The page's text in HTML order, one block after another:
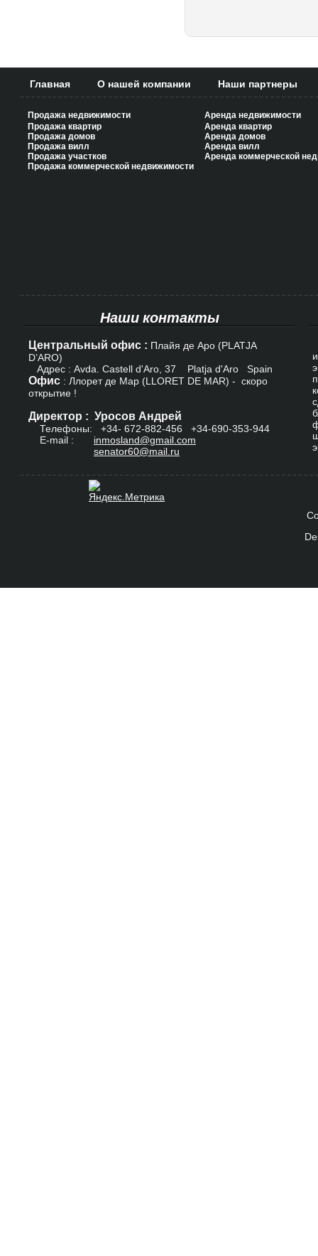
Главная О нашей компании Наши партнеры
Продажа недвижимости
Продажа квартир
Продажа домов
Продажа вилл
Продажа участков
Продажа коммерческой недвижимости
Аренда недвижимости
Аренда квартир
Аренда домов
Аренда вилл
Аренда коммерческой
Наши контакты
Центральный офис : Плайя де Аро (PLATJA
D’ARO)
Адрес : Avda. Castell d'Aro, 37 Platja d'Aro Spain
Офис : Ллорет де Мар (LLORET DE MAR) - скоро
открытие !
Директор : Уросов Андрей
Телефоны: +34- 672-882-456
+34-690-353-944
E-mail : inmosland@gmail.com
senator60@mail.ru